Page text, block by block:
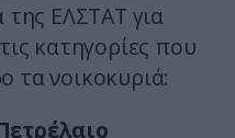
της ΕΛΣΤΑΤ για
κατηγορίες που
τα νοικοκυριά: